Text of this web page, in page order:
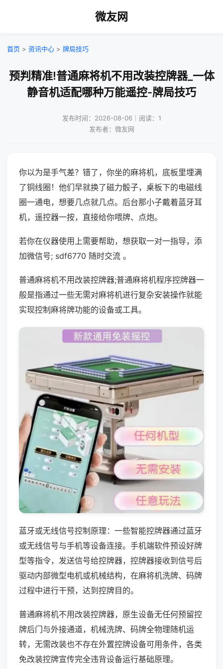
微友网
首页 > 资讯中心 > 牌局技巧
预判精准!普通麻将机不用改装控牌器_一体
静音机适配哪种万能遥控-牌局技巧
发布时间：2026-08-06｜阅读：1
发布者：微友网
你以为是手气差？错了，你坐的麻将机，底板里埋满
了铜线圈！他们早就换了磁力骰子，桌板下的电磁线
圈一通电，想要几点就几点。后台那小子戴着蓝牙耳
机，遥控器一按，直接给你喂牌、点炮。
若你在仪器使用上需要帮助，想获取一对一指导，添
加微信号; sdf6770 随时交流 。
普通麻将机不用改装控牌器;普通麻将机程序控牌器一
般是指通过一些无需对麻将机进行复杂安装操作就能
实现控制麻将牌功能的设备或工具。
蓝牙或无线信号控制原理：一些智能控牌器通过蓝牙
或无线信号与手机等设备连接。手机端软件预设好牌
型等指令，发送信号给控牌器，控牌器接收到信号后
驱动内部微型电机或机械结构，在麻将机洗牌、码牌
过程中进行干预，达到控牌目的。
普通麻将机不用改装控牌器，原生设备无任何预留控
牌后门与外接通道，机械洗牌、码牌全物理随机运
转，无需改装也不存在外置控牌设备可用条件，各类
免改装控牌宣传完全违背设备运行基础原理。